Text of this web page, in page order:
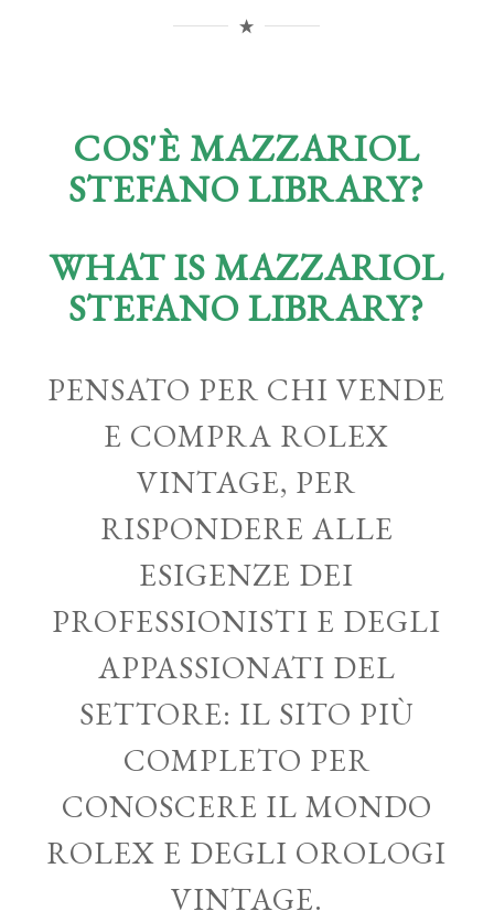
COS'È MAZZARIOL
STEFANO LIBRARY?
WHAT IS MAZZARIOL
STEFANO LIBRARY?
PENSATO PER CHI VENDE
E COMPRA ROLEX
VINTAGE, PER
RISPONDERE ALLE
ESIGENZE DEI
PROFESSIONISTI E DEGLI
APPASSIONATI DEL
SETTORE: IL SITO PIÙ
COMPLETO PER
CONOSCERE IL MONDO
ROLEX E DEGLI OROLOGI
VINTAGE.